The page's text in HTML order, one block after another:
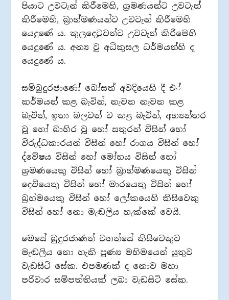
පියාට උවටැන් කිරීමෙහි, ශ‍්‍රමණයන්ට උවටැන්
කිරීමෙහි, බ‍්‍රාහ්මණයන්ට උවටැන් කිරීමෙහි
යෙදුණේ ය. කුලදෙටුවන්ට උවටැන් කිරීමෙහි
යෙදුණේ ය. අන්‍ය වූ අධිකුසල ධර්මයන්හි ද
යෙදුණේ ය.
සම්බුදුරජාණෝ බෝසත් අවදියෙහි දී එ්
කර්මයන් කළ බැවින්, නැවත නැවත කළ
බැවින්, ඉතා බලවත් ව කළ බැවින්, අභ්‍යන්තර
වූ හෝ බාහිර වූ හෝ සතුරන් විසින් හෝ
විරුද්ධකාරයන් විසින් හෝ රාගය විසින් හෝ
ද්වේෂය විසින් හෝ මෝහය විසින් හෝ
ශ‍්‍රමණයෙකු විසින් හෝ බ‍්‍රාහ්මණයෙකු විසින්
දෙවියෙකු විසින් හෝ මාරයෙකු විසින් හෝ
බ‍්‍රහ්මයෙකු විසින් හෝ ලෝකයෙහි කිසිවෙකු
විසින් හෝ නො මැඬලිය හැක්කේ වෙයි.
මෙසේ බුදුරජාණන් වහන්සේ කිසිවෙකුට
මැඬලිය නො හැකි පුණ්‍ය මහිමයෙන් යුතුව
වැඩසිටි සේක. එපමණක් ද නොව මහා
පරිවාර සම්පත්තියක් ලබා වැඩසිටි සේක.